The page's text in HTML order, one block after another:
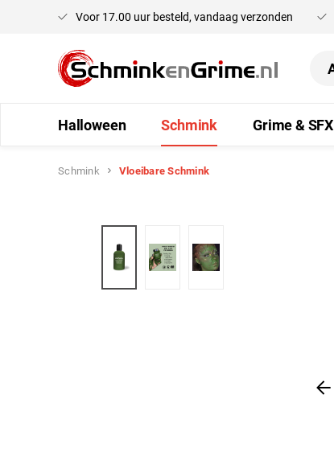
Ga naar de hoofdnavigatie
Voor 17.00 uur besteld, vandaag verzonden
Halloween Schmink Grime & SFX
Schmink Vloeibare Schmink